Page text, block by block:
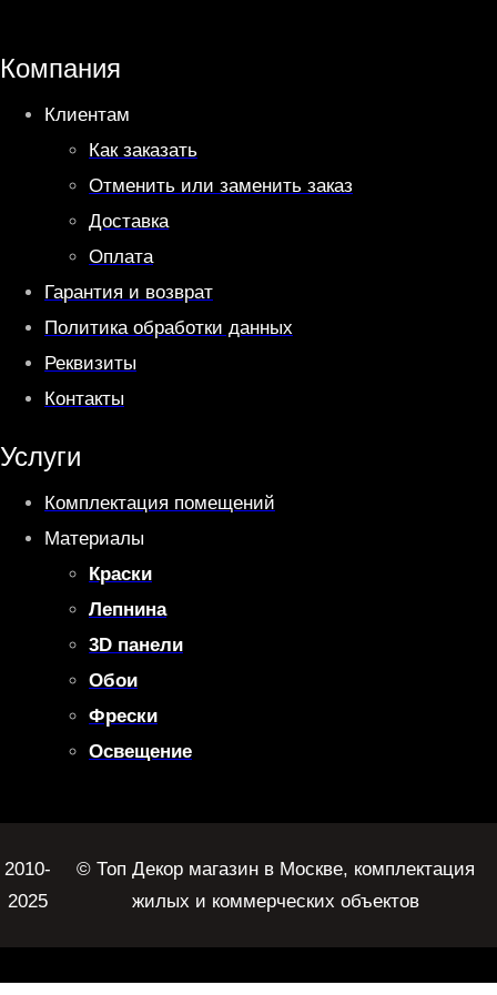
p
p
a
m
Компания
Клиентам
Как заказать
Отменить или заменить заказ
Доставка
Оплата
Гарантия и возврат
Политика обработки данных
Реквизиты
Контакты
Услуги
Комплектация помещений
Материалы
Краски
Лепнина
3D панели
Обои
Фрески
Освещение
2010-
2025
© Топ Декор магазин в Москве, комплектация
жилых и коммерческих объектов